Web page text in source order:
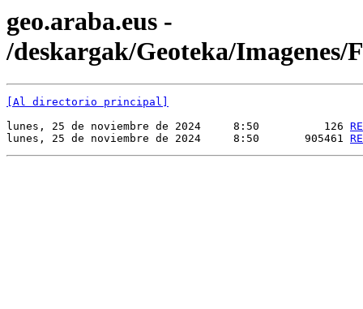
geo.araba.eus -
/deskargak/Geoteka/Imagenes/
[Al directorio principal]
lunes, 25 de noviembre de 2024     8:50          126
lunes, 25 de noviembre de 2024     8:50       905461